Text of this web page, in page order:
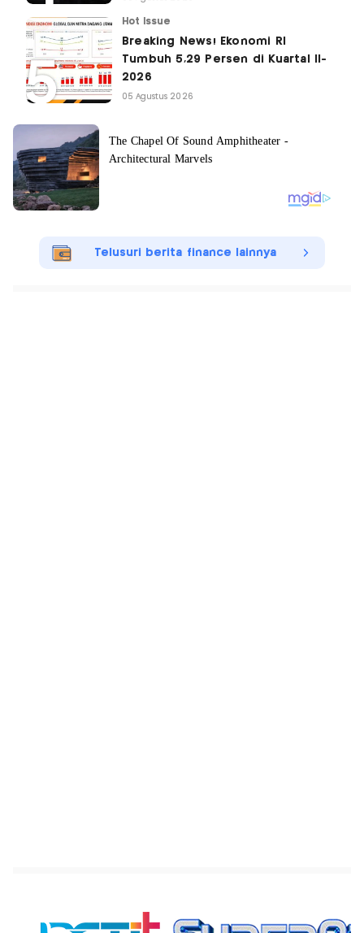
Hot Issue
Breaking News! Ekonomi RI
Tumbuh 5,29 Persen di Kuartal II-
2026
05 Agustus 2026
Telusuri berita finance lainnya